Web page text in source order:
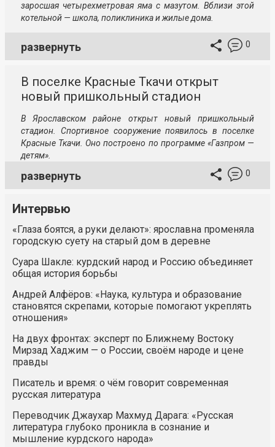
заросшая четырехметровая яма с мазутом. Вблизи этой
котельной — школа, поликлиника и жилые дома.
развернуть 0
В поселке Красные Ткачи открыт
новый пришкольный стадион
В Ярославском районе открыт новый пришкольный
стадион. Спортивное сооружение появилось в поселке
Красные Ткачи. Оно построено по программе «Газпром —
детям».
развернуть 0
Интервью
«Глаза боятся, а руки делают»: ярославна променяла
городскую суету на старый дом в деревне
Суара Шакле: курдский народ и Россию объединяет
общая история борьбы
Андрей Алфёров: «Наука, культура и образование
становятся скрепами, которые помогают укреплять
отношения»
На двух фронтах: эксперт по Ближнему Востоку
Мирзад Хаджим — о России, своём народе и цене
правды
Писатель и время: о чём говорит современная
русская литература
Переводчик Джаухар Махмуд Дарага: «Русская
литература глубоко проникла в сознание и
мышление курдского народа»